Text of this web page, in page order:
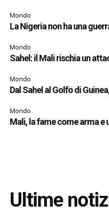
Mondo
La Nigeria non ha una
Mondo
Sahel: il Mali rischia un
Mondo
Dal Sahel al Golfo di
Mondo
Mali, la fame come arma e
Ultime